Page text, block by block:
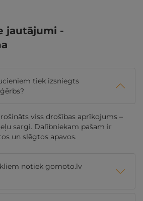
jautājumi -
tiek izsniegts
viss drošības aprīkojums –
sargi. Dalībniekam pašam ir
un slēgtos apavos.
notiek gomoto.lv